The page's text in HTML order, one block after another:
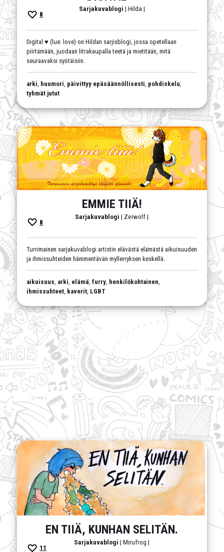
Sarjakuvablogi | Hilda |
8
Digital ♥ (lue: love) on Hildan sarjisblogi, jossa opetellaan
piirtämään, juodaan litrakaupalla teetä ja mietitään, mitä
seuraavaksi syötäisiin.
arki, huumori, päivittyy epäsäännöllisesti, pohdiskelu,
tyhmät jutut
EMMIE TIIÄ!
Sarjakuvablogi | Zerwolf |
8
Turrimainen sarjakuvablogi artistin elävästä elämästä aikuisuuden
ja ihmissuhteiden hämmentävän myllerryksen keskellä.
aikuisuus, arki, elämä,furry, henkilökohtainen,
ihmissuhteet, kaverit, LGBT
EN TIIÄ, KUNHAN SELITÄN.
Sarjakuvablogi | Mirufrog |
11